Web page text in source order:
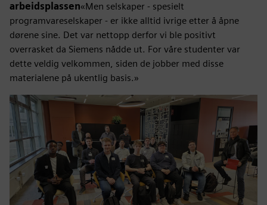
arbeidsplassen«Men selskaper - spesielt
programvareselskaper - er ikke alltid ivrige etter å åpne
dørene sine. Det var nettopp derfor vi ble positivt
overrasket da Siemens nådde ut. For våre studenter var
dette veldig velkommen, siden de jobber med disse
materialene på ukentlig basis.»